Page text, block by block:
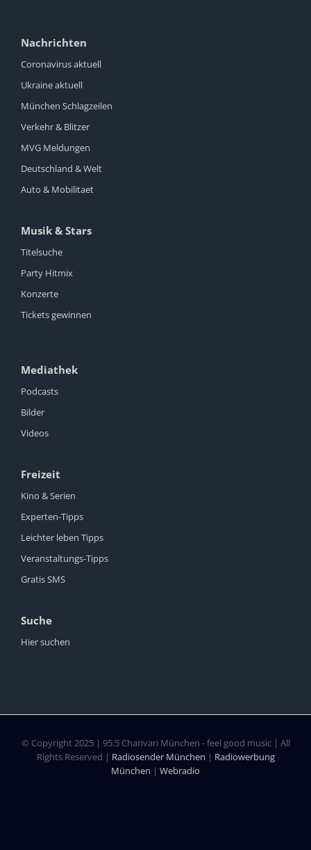
Nachrichten
Coronavirus aktuell
Ukraine aktuell
München Schlagzeilen
Verkehr & Blitzer
MVG Meldungen
Deutschland & Welt
Auto & Mobilitaet
Musik & Stars
Titelsuche
Party Hitmix
Konzerte
Tickets gewinnen
Mediathek
Podcasts
Bilder
Videos
Freizeit
Kino & Serien
Experten-Tipps
Leichter leben Tipps
Veranstaltungs-Tipps
Gratis SMS
Suche
Hier suchen
© Copyright 2025 | 95.5 Charivari München - feel good music | All
Rights Reserved | Radiosender München | Radiowerbung
München | Webradio